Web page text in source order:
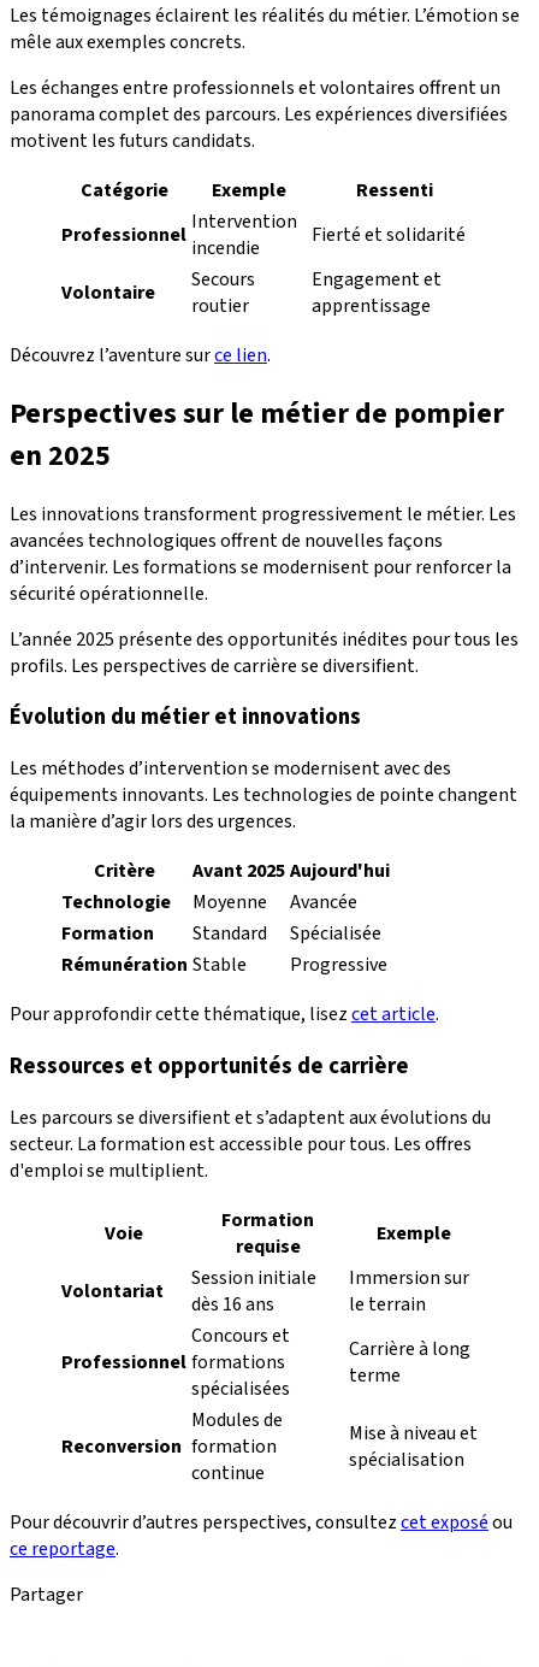
Les témoignages éclairent les réalités du métier. L’émotion se
mêle aux exemples concrets.
Les échanges entre professionnels et volontaires offrent un
panorama complet des parcours. Les expériences diversifiées
motivent les futurs candidats.
Catégorie
Exemple
Ressenti
Professionnel Intervention
incendie
Fierté et solidarité
Volontaire
Secours
routier
Engagement et
apprentissage
Découvrez l’aventure surce lien.
Perspectives sur le métier de pompier
en 2025
Les innovations transforment progressivement le métier. Les
avancées technologiques offrent de nouvelles façons
d’intervenir. Les formations se modernisent pour renforcer la
sécurité opérationnelle.
L’année 2025 présente des opportunités inédites pour tous les
profils. Les perspectives de carrière se diversifient.
Évolution du métier et innovations
Les méthodes d’intervention se modernisent avec des
équipements innovants. Les technologies de pointe changent
la manière d’agir lors des urgences.
Critère
Avant 2025Aujourd'hui
Technologie
Moyenne
Avancée
Formation
Standard
Spécialisée
Rémunération Stable
Progressive
Pour approfondir cette thématique, lisezcet article.
Ressources et opportunités de carrière
Les parcours se diversifient et s’adaptent aux évolutions du
secteur. La formation est accessible pour tous. Les offres
d'emploi se multiplient.
Voie
Formation
requise
Exemple
Volontariat
Session initiale
dès 16 ans
Immersion sur
le terrain
Professionnel
Concours et
formations
spécialisées
Carrière à long
terme
Reconversion
Modules de
formation
continue
Mise à niveau et
spécialisation
Pour découvrir d’autres perspectives, consultezcet exposéou
ce reportage.
Partager